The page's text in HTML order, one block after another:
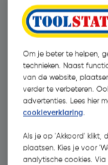
Om je beter te helpen,
technieken. Naast
van de website,
verder te verbeteren.
advertenties. Lees hier
cookieverklaring.
Als je op 'Akkoord' klikt,
plaatsen. Kies je voor
analytische cookies. Via